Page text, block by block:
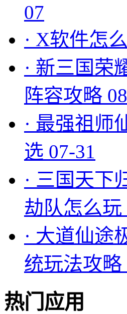
07
· X软件怎
· 新三国荣
阵容攻略
· 最强祖师
选 07-31
· 三国天下
劫队怎么玩
· 大道仙途
统玩法攻略
热门应用